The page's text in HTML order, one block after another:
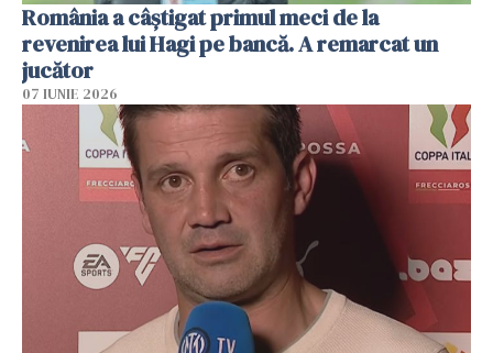
România a câștigat primul meci de la
revenirea lui Hagi pe bancă. A remarcat un
jucător
07 IUNIE 2026